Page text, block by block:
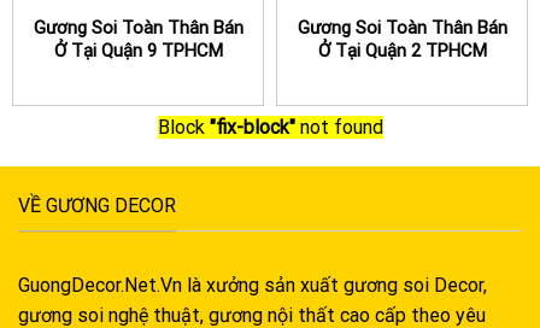
Gương Soi Toàn Thân Bán
Ở Tại Quận 9 TPHCM
Gương Soi Toàn Thân Bán
Ở Tại Quận 2 TPHCM
Block "fix-block"not found
VỀ GƯƠNG DECOR
GuongDecor.Net.Vn là xưởng sản xuất gương soi Decor,
gương soi nghệ thuật, gương nội thất cao cấp theo yêu